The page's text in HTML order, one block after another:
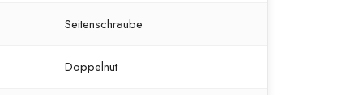
Seitenschraube
Doppelnut